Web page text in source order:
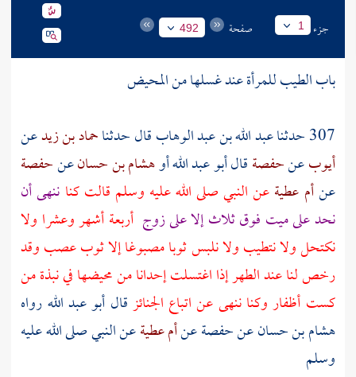
جزء 1 صفحة 492
باب الطيب للمرأة عند غسلها من المحيض
307 حدثنا
عبد الله بن عبد الوهابقال حدثناحماد بن زيدعن
أيوبعنحفصةقال أبو عبد الله أوهشام بن حسانعنحفصة
عنأم عطيةعن النبي صلى الله عليه وسلم قالت كنا ننهى أن
نحد على ميت فوق ثلاث إلا على زوج أربعة أشهر وعشرا ولا
نكتحل ولا نتطيب ولا نلبس ثوبا مصبوغا إلا ثوب عصب وقد
رخص لنا عند الطهر إذا اغتسلت إحدانا من محيضها في نبذة من
كست أظفار وكنا ننهى عن اتباع الجنائزقال أبو عبد الله رواه
هشام بن حسان عن حفصة عنأم عطيةعن النبي صلى الله عليه
وسلم